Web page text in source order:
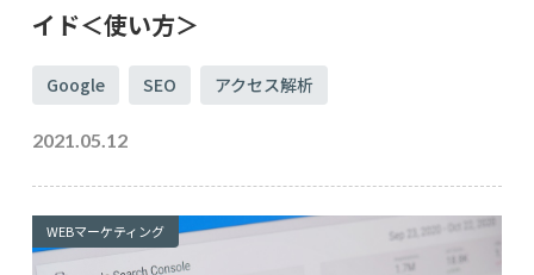
イド＜使い方＞
Google SEO アクセス解析
2021.05.12
WEBマーケティング